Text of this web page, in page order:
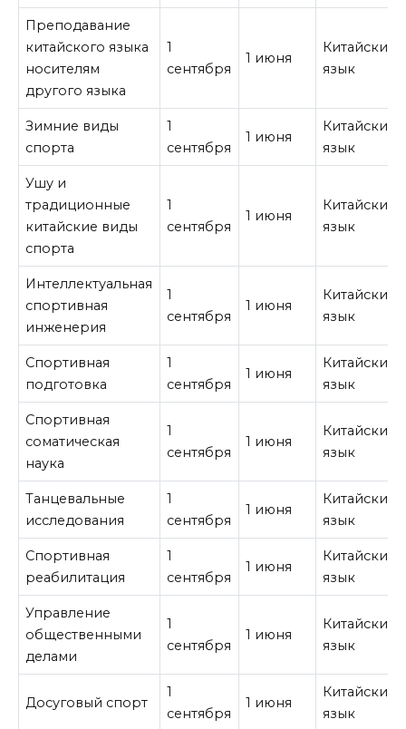
Преподавание
китайского языка
носителям
другого языка
1
сентября
1 июня
Китайский
язык
Зимние виды
спорта
1
сентября
1 июня
Китайский
язык
Ушу и
традиционные
китайские виды
спорта
1
сентября
1 июня
Китайский
язык
Интеллектуальная
спортивная
инженерия
1
сентября
1 июня
Китайский
язык
Спортивная
подготовка
1
сентября
1 июня
Китайский
язык
Спортивная
соматическая
наука
1
сентября
1 июня
Китайский
язык
Танцевальные
исследования
1
сентября
1 июня
Китайский
язык
Спортивная
реабилитация
1
сентября
1 июня
Китайский
язык
Управление
общественными
делами
1
сентября
1 июня
Китайский
язык
Досуговый спорт
1
сентября
1 июня
Китайский
язык